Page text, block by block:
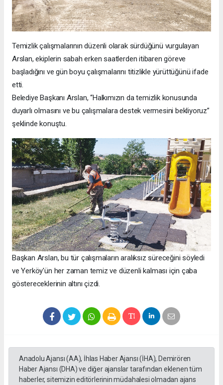
Temizlik çalışmalarının düzenli olarak sürdüğünü vurgulayan
Arslan, ekiplerin sabah erken saatlerden itibaren göreve
başladığını ve gün boyu çalışmalarını titizlikle yürüttüğünü ifade
etti.
Belediye Başkanı Arslan, “Halkımızın da temizlik konusunda
duyarlı olmasını ve bu çalışmalara destek vermesini bekliyoruz”
şeklinde konuştu.
Başkan Arslan, bu tür çalışmaların aralıksız süreceğini söyledi
ve Yerköy'ün her zaman temiz ve düzenli kalması için çaba
göstereceklerinin altını çizdi.
Anadolu Ajansı (AA), İhlas Haber Ajansı (İHA), Demirören
Haber Ajansı (DHA) ve diğer ajanslar tarafından eklenen tüm
haberler, sitemizin editörlerinin müdahalesi olmadan ajans